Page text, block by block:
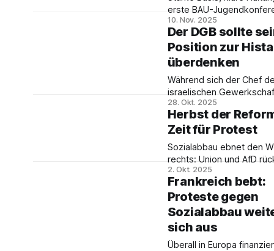
erste BAU-
Hamburg zeigte, wie
Gewerkschaftsarbeit von
aussieht – mit
Solidarität und klarer
Ein Bericht.
10. Nov. 2025
Der DGB sollte
Position zur
überdenken
Während sich der Chef
israelischen
beim Signieren von
inszeniert, schweigen die
deutschen
weiter zu Israels
Eine DGB-Delegation
nach Tel Aviv. Jetzt ist
Haltung für einen
Frieden nötiger denn je.
28. Okt. 2025
Herbst der
Zeit für Protest
Sozialabbau ebnet den
rechts: Union und AfD
zusammen, während
Einschnitte diktieren. Jetzt
müssen Gewerkschaften,
Verbände und Linke
Widerstand organisieren.
Ulrike Eifler.
2. Okt. 2025
Frankreich bebt:
Proteste gegen
Sozialabbau
sich aus
Überall in Europa